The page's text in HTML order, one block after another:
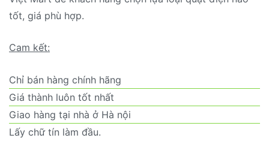
tốt, giá phù hợp.
Cam kết:
Chỉ bán hàng chính hãng
Giá thành luôn tốt nhất
Giao hàng tại nhà ở Hà nội
Lấy chữ tín làm đầu.